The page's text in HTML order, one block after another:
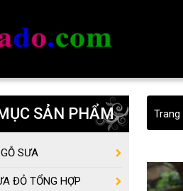
Trang
SẢN PHẨM
SƯA
ĐỎ TỔNG HỢP